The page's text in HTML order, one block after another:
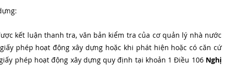
kết luận thanh tra, văn bản kiểm tra của cơ quản lý nhà nước
phép hoạt động xây dựng hoặc khi phát hiện hoặc có căn cứ
phép hoạt động xây dựng quy định tại khoản 1 Điều 106 Nghị